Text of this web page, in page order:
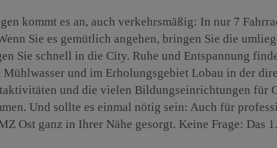
kommt es an, auch verkehrsmäßig: In nur 7
Sie es gemütlich angehen, bringen Sie die
Sie schnell in die City. Ruhe und Entspannung
und im Erholungsgebiet Lobau in der
und die vielen Bildungseinrichtungen für
Und sollte es einmal nötig sein: Auch für
Ost ganz in Ihrer Nähe gesorgt. Keine Frage: Das